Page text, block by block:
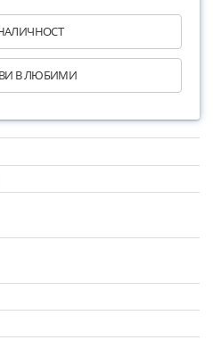
В ЛЮБИМИ